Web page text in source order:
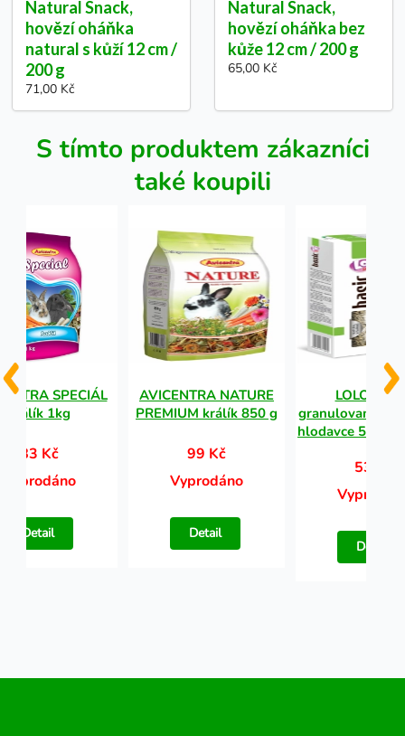
Natural Snack,
hovězí oháňka
natural s kůží 12 cm /
200 g
71,00 Kč
Natural Snack,
hovězí oháňka bez
kůže 12 cm / 200 g
65,00 Kč
S tímto produktem zákazníci
také koupili
SPECIÁL
králík 1kg
83 Kč
Vyprodáno
Detail
AVICENTRA NATURE
PREMIUM králík 850 g
99 Kč
Vyprodáno
Detail
LOLO
granulované
hlodavce 500 g
53 Kč
Detail